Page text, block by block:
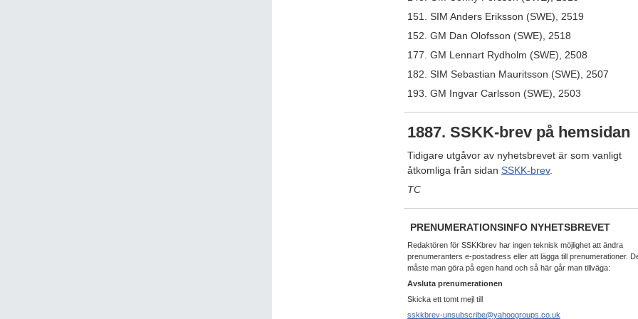
151. SIM Anders Eriksson (SWE), 2519
152. GM Dan Olofsson (SWE), 2518
177. GM Lennart Rydholm (SWE), 2508
182. SIM Sebastian Mauritsson (SWE), 2507
193. GM Ingvar Carlsson (SWE), 2503
1887. SSKK-brev på hemsidan
Tidigare utgåvor av nyhetsbrevet är som vanligt
åtkomliga från sidan SSKK-brev.
TC
PRENUMERATIONSINFO NYHETSBREVET
Redaktören för SSKKbrev har ingen teknisk möjlighet att ändra
prenumeranters e-postadress eller att lägga till prenumerationer.
måste man göra på egen hand och så här går man tillväga:
Avsluta prenumerationen
Skicka ett tomt mejl till
sskkbrev-unsubscribe@yahoogroups.co.uk